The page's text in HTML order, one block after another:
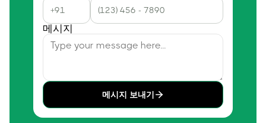
메시지
메시지 보내기